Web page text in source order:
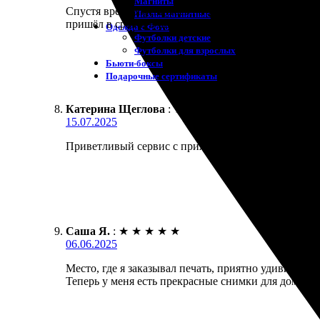
Пазлы магнитные
Одежда с Фото
Футболки детские
Футболки для взрослых
Бьюти-боксы
Подарочные сертификаты
Спустя время я решилась на заказ. Понравилось,
пришёл в срок и в идеальном состоянии.
Катерина Щеглова : ★
15.07.2025
Приветливый сервис с приятными ценами.
Саша Я. : ★ ★ ★ ★ ★
06.06.2025
Место, где я заказывал печать, приятно удивило.
Теперь у меня есть прекрасные снимки для дома.